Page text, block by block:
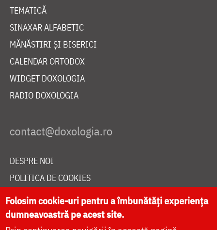
TEMATICĂ
SINAXAR ALFABETIC
MĂNĂSTIRI ȘI BISERICI
CALENDAR ORTODOX
WIDGET DOXOLOGIA
RADIO DOXOLOGIA
DESPRE NOI
POLITICA DE COOKIES
DONEAZĂ ONLINE PENTRU CATEDRALA NAȚIONALĂ
Folosim cookie-uri pentru a îmbunătăți experiența
dumneavoastră pe acest site.